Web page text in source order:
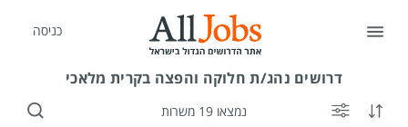
כניסה
דרושים נהג/ת חלוקה והפצה בקרית מלאכי
נמצאו 19 משרות